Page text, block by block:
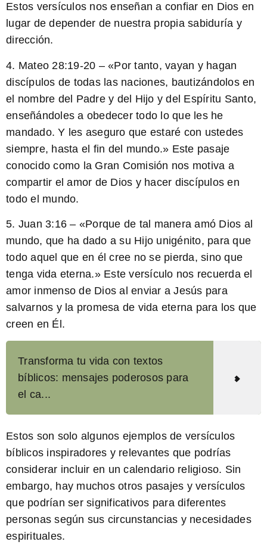
Estos versículos nos enseñan a confiar en Dios en
lugar de depender de nuestra propia sabiduría y
dirección.
4. Mateo 28:19-20 – «Por tanto, vayan y hagan
discípulos de todas las naciones, bautizándolos en
el nombre del Padre y del Hijo y del Espíritu Santo,
enseñándoles a obedecer todo lo que les he
mandado. Y les aseguro que estaré con ustedes
siempre, hasta el fin del mundo.» Este pasaje
conocido como la Gran Comisión nos motiva a
compartir el amor de Dios y hacer discípulos en
todo el mundo.
5. Juan 3:16 – «Porque de tal manera amó Dios al
mundo, que ha dado a su Hijo unigénito, para que
todo aquel que en él cree no se pierda, sino que
tenga vida eterna.» Este versículo nos recuerda el
amor inmenso de Dios al enviar a Jesús para
salvarnos y la promesa de vida eterna para los que
creen en Él.
Transforma tu vida con textos
bíblicos: mensajes poderosos para
el ca...
Estos son solo algunos ejemplos de versículos
bíblicos inspiradores y relevantes que podrías
considerar incluir en un calendario religioso. Sin
embargo, hay muchos otros pasajes y versículos
que podrían ser significativos para diferentes
personas según sus circunstancias y necesidades
espirituales.